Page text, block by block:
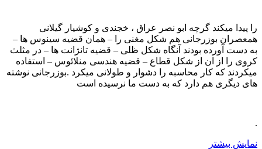
را پیدا میکند گرچه ابو نصر عراق ، خجندی و کوشیار گیلانی
همعصران بوزرجانی هم شکل مغنی را – همان قضیه سینوس ها –
به دست آورده بودند آنگاه شکل ظلی – قضیه تانژانت ها – در مثلث
کروی را از ان از شکل قطاع – قضیه هندسی منلائوس – استفاده
میکردند که کار محاسبه را دشوار و طولانی میکرد .بوزرجانی نوشته
های دیگری هم دارد که به دست ما نرسیده است
.
نمایش بیشتر